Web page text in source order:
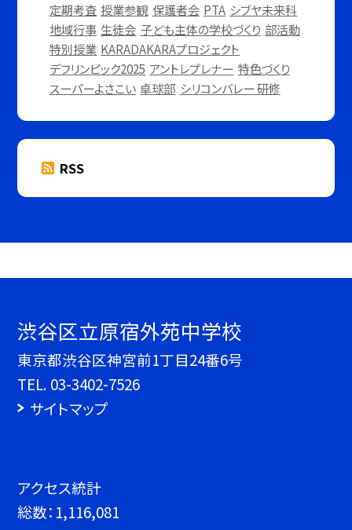
定期考査 授業参観 保護者会 PTA シブヤ未来科
地域行事 生徒会 子ども主体の学校づくり 部活動
特別授業 KARADAKARAプロジェクト
デフリンピック2025 アントレプレナー 特色づくり
スーパーよさこい 卓球部 シリコンバレー 研修
RSS
渋谷区立原宿外苑中学校
東京都渋谷区神宮前1丁目24番6号
TEL. 03-3402-7526
サイトマップ
アクセス統計
総数： 1,116,081